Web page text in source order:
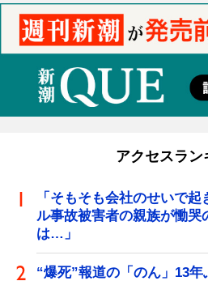
アクセスラン
「そもそも会社のせいで
ル事故被害者の親族が慟
は…」
“爆死”報道の「のん」13